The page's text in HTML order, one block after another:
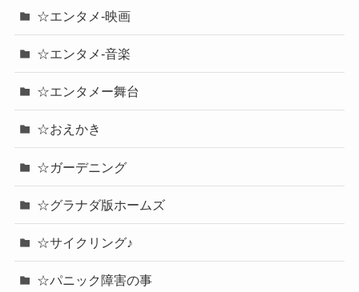
☆エンタメ-映画
☆エンタメ-音楽
☆エンタメー舞台
☆おえかき
☆ガーデニング
☆グラナダ版ホームズ
☆サイクリング♪
☆パニック障害の事